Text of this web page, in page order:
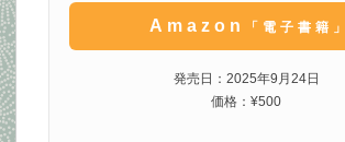
Amazon 「電子書籍」
発売日：2025年9月24日
価格：¥500